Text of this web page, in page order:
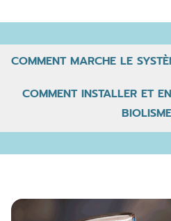
COMMENT MARCHE LE
COMMENT INSTALLER ET
BIOLISME